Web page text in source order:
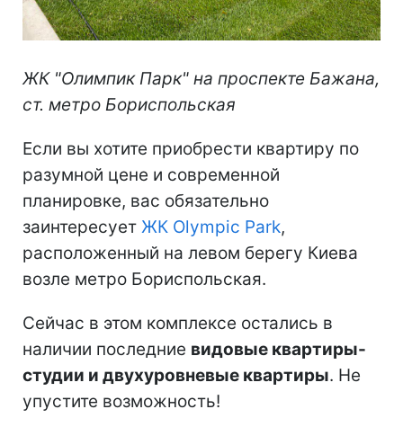
ЖК "Олимпик Парк" на проспекте Бажана,
ст. метро Бориспольская
Если вы хотите приобрести квартиру по
разумной цене и современной
планировке, вас обязательно
заинтересует ЖК Olympic Park,
расположенный на левом берегу Киева
возле метро Бориспольская.
Сейчас в этом комплексе остались в
наличии последние видовые квартиры-
студии и двухуровневые квартиры. Не
упустите возможность!